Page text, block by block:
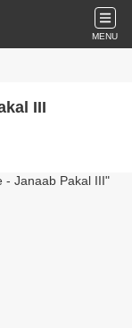
MENU
III